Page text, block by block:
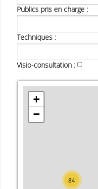
Publics pris en charge :
Techniques :
Visio-consultation :
+
−
84
+
−